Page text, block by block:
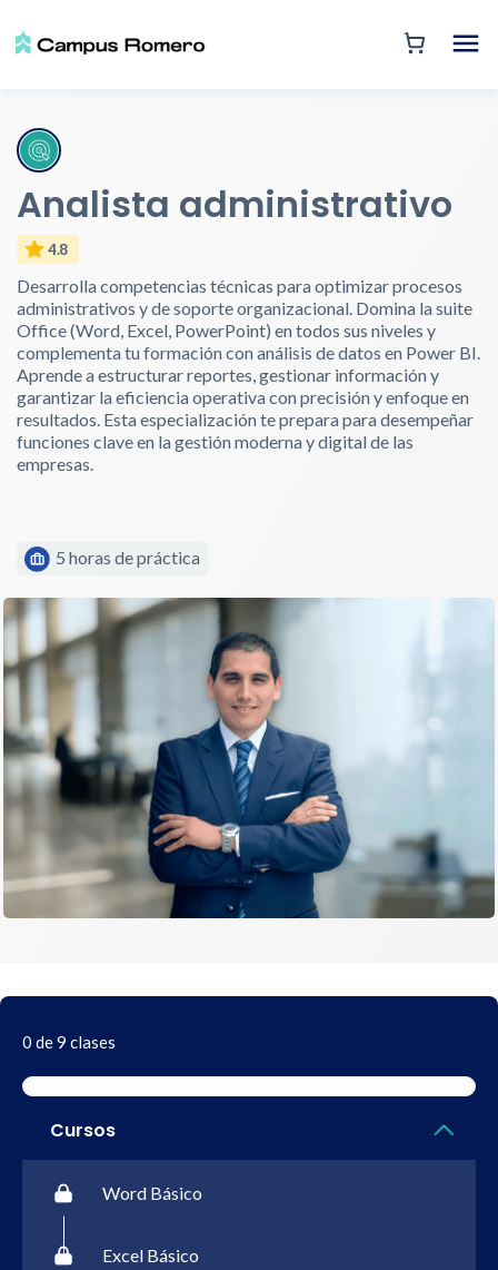
Analista administrativo
4.8
Desarrolla competencias técnicas para optimizar procesos
administrativos y de soporte organizacional. Domina la suite
Office (Word, Excel, PowerPoint) en todos sus niveles y
complementa tu formación con análisis de datos en Power BI.
Aprende a estructurar reportes, gestionar información y
garantizar la eficiencia operativa con precisión y enfoque en
resultados. Esta especialización te prepara para desempeñar
funciones clave en la gestión moderna y digital de las
empresas.
5 horas de práctica
0 de 9 clases
Cursos
Word Básico
Excel Básico